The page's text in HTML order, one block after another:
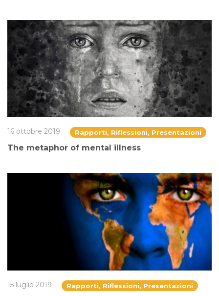
16 ottobre 2019 Rapporti, Riflessioni, Presentazioni
The metaphor of mental illness
15 luglio 2019 Rapporti, Riflessioni, Presentazioni